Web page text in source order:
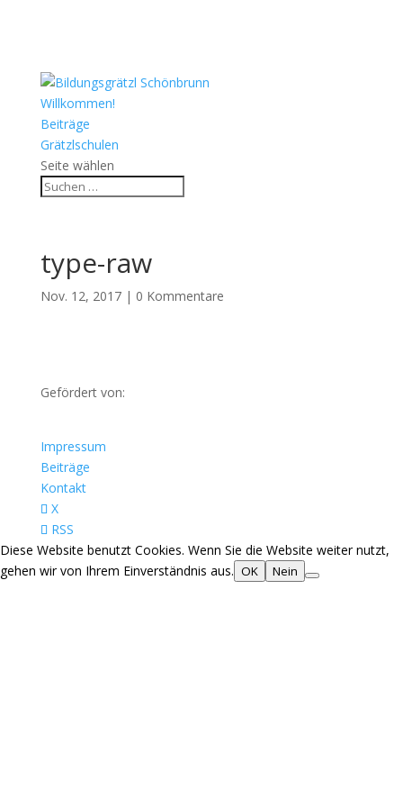
Willkommen!
Beiträge
Grätzlschulen
Seite wählen
type-raw
Nov. 12, 2017| 0 Kommentare
Gefördert von:
Impressum
Beiträge
Kontakt
X
RSS
Diese Website benutzt Cookies. Wenn Sie die Website weiter nutzt,
gehen wir von Ihrem Einverständnis aus. OK Nein